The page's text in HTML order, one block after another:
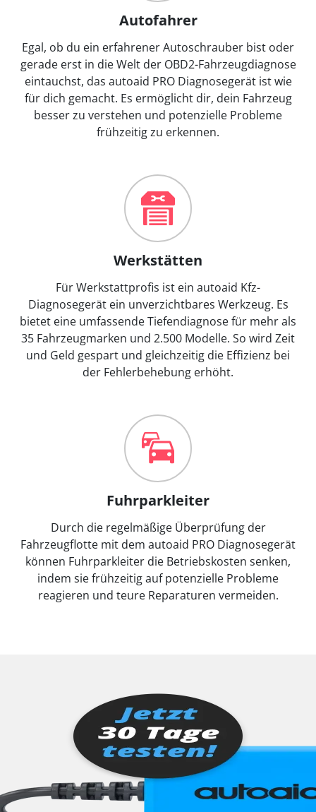
Autofahrer
Egal, ob du ein erfahrener Autoschrauber bist oder
gerade erst in die Welt der OBD2-Fahrzeugdiagnose
eintauchst, das autoaid PRO Diagnosegerät ist wie
für dich gemacht. Es ermöglicht dir, dein Fahrzeug
besser zu verstehen und potenzielle Probleme
frühzeitig zu erkennen.
Werkstätten
Für Werkstattprofis ist ein autoaid Kfz-
Diagnosegerät ein unverzichtbares Werkzeug. Es
bietet eine umfassende Tiefendiagnose für mehr als
35 Fahrzeugmarken und 2.500 Modelle. So wird Zeit
und Geld gespart und gleichzeitig die Effizienz bei
der Fehlerbehebung erhöht.
Fuhrparkleiter
Durch die regelmäßige Überprüfung der
Fahrzeugflotte mit dem autoaid PRO Diagnosegerät
können Fuhrparkleiter die Betriebskosten senken,
indem sie frühzeitig auf potenzielle Probleme
reagieren und teure Reparaturen vermeiden.